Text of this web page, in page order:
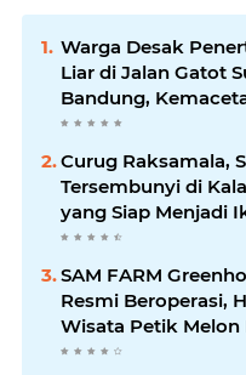
Warga Desak
Liar di Jalan Gatot
Bandung,
Makin
Curug Raksamala,
Tersembunyi di
yang Siap Menjadi
Alam Baru
SAM FARM
Resmi Beroperasi,
Wisata Petik
dan Edukasi